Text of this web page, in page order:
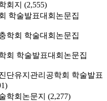
회지 (2,555)
학술발표대회논문집
학회 학술대회논문집
회 학술발표대회논문집
단유지관리공학회 학술발표
학회논문지 (2,277)